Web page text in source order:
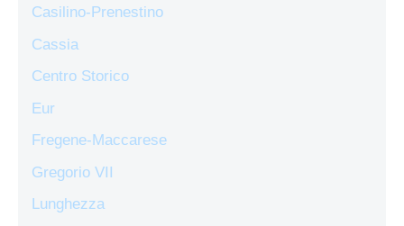
Casilino-Prenestino
Cassia
Centro Storico
Eur
Fregene-Maccarese
Gregorio VII
Lunghezza